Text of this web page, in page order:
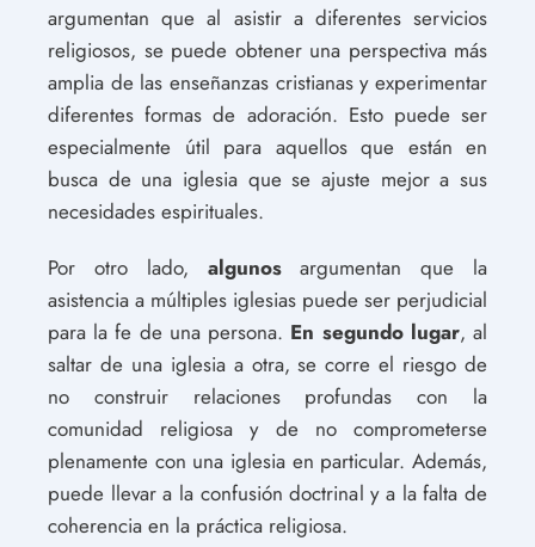
argumentan que al asistir a diferentes servicios
religiosos, se puede obtener una perspectiva más
amplia de las enseñanzas cristianas y experimentar
diferentes formas de adoración. Esto puede ser
especialmente útil para aquellos que están en
busca de una iglesia que se ajuste mejor a sus
necesidades espirituales.
Por otro lado, algunosargumentan que la
asistencia a múltiples iglesias puede ser perjudicial
para la fe de una persona. En segundo lugar, al
saltar de una iglesia a otra, se corre el riesgo de
no construir relaciones profundas con la
comunidad religiosa y de no comprometerse
plenamente con una iglesia en particular. Además,
puede llevar a la confusión doctrinal y a la falta de
coherencia en la práctica religiosa.